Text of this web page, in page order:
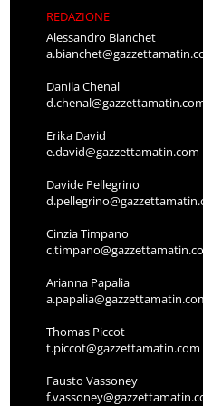
REDAZIONE
Alessandro Bianchet
Danila Chenal
Erika David
e.david@gazzettamatin.com
Davide Pellegrino
Cinzia Timpano
Arianna Papalia
Thomas Piccot
t.piccot@gazzettamatin.com
Fausto Vassoney